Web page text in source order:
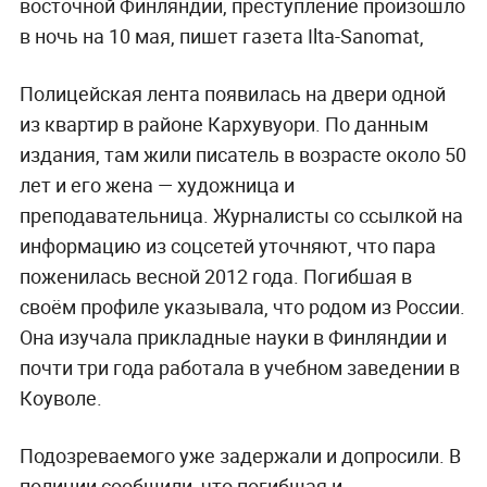
в ночь на 10 мая, пишет газета Ilta-Sanomat,
Полицейская лента появилась на двери одной
из квартир в районе Кархувуори. По данным
издания, там жили писатель в возрасте около 50
лет и его жена — художница и
преподавательница. Журналисты со ссылкой на
информацию из соцсетей уточняют, что пара
поженилась весной 2012 года. Погибшая в
своём профиле указывала, что родом из России.
Она изучала прикладные науки в Финляндии и
почти три года работала в учебном заведении в
Коуволе.
Подозреваемого уже задержали и допросили. В